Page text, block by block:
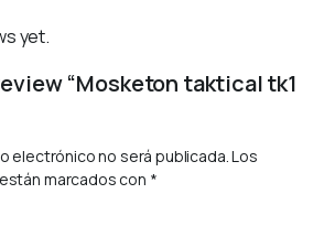
yet.
“Mosketon taktical tk1
electrónico no será publicada.Los
marcados con *